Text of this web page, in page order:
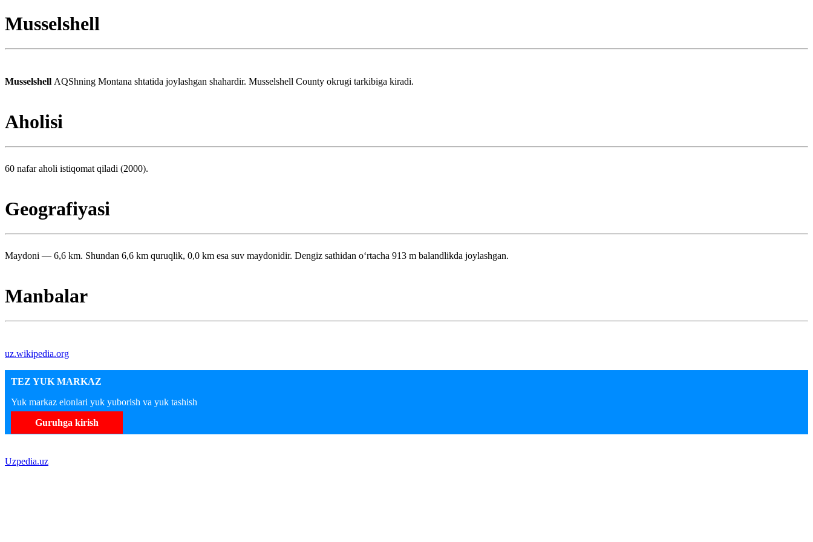
Musselshell
Musselshell AQShning Montana shtatida joylashgan shahardir. Musselshell County okrugi tarkibiga kiradi.
Aholisi
60 nafar aholi istiqomat qiladi (2000).
Geografiyasi
Maydoni — 6,6 km. Shundan 6,6 km quruqlik, 0,0 km esa suv maydonidir. Dengiz sathidan oʻrtacha 913 m balandlikda joylashgan.
Manbalar
uz.wikipedia.org
TEZ YUK MARKAZ
Yuk markaz elonlari yuk yuborish va yuk tashish
Guruhga kirish
Uzpedia.uz